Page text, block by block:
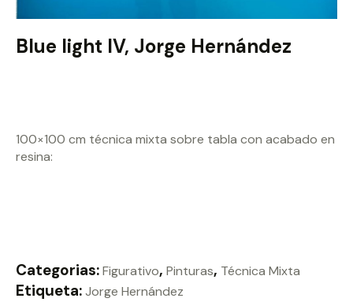
Blue light IV, Jorge Hernández
100×100 cm técnica mixta sobre tabla con acabado en
resina:
Categorias:Figurativo, Pinturas, Técnica Mixta
Etiqueta:Jorge Hernández